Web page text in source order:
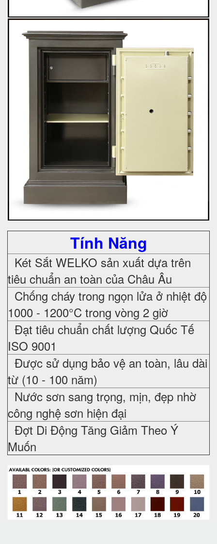
Tính Năng
Két Sắt WELKO sản xuất dựa trên
tiêu chuẩn an toàn của Châu Âu
Chống cháy trong ngọn lửa ở nhiệt độ
1000 - 1200°C trong vòng 2 giờ
Đạt tiêu chuẩn chất lượng Quốc Tế
ISO 9001
Được sử dụng bảo vệ an toàn, lâu dài
từ (10 - 100 năm)
Nước sơn sang trọng, mịn, đẹp nhờ
công nghệ sơn hiện đại
Đợt Di Động Tăng Giảm Theo Ý
Muốn